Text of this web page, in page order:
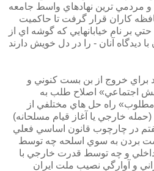
مردمي ترين نهادهاي واسط جامعه
كاران قرار گرفت تا حاكميت
بر نام خيابانهايي كه گوشه اي از
با ديدگاه آنان - را در دل خويش دارند
براي خروج از بن بست كنوني و
اجتماعي» اصلاح طلب به
راه حل هاي مختلفي از
خارجي يا آغاز قيام مسلحانه)
در چارچوب قانون اساسي فعلي
بردن به سوي اسلحه چه توسط
و چه توسط قدرت خارجي با
و آوارگي نصيب ملت ايران